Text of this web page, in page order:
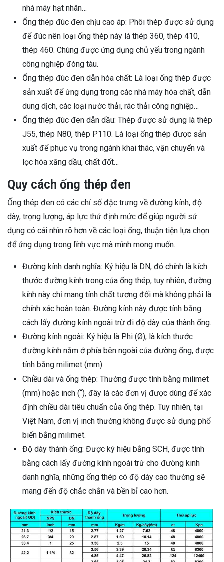
nhà máy hạt nhân…
Ống thép đúc đen chịu cao áp: Phôi thép được sử dụng
để đúc nên loại ống thép này là thép 360, thép 410,
thép 460. Chúng được ứng dụng chủ yếu trong ngành
công nghiệp đóng tàu.
Ống thép đúc đen dẫn hóa chất: Là loại ống thép được
sản xuất để ứng dụng trong các nhà máy hóa chất, dẫn
dung dịch, các loại nước thải, rác thải công nghiệp…
Ống thép đúc đen dẫn dầu: Thép được sử dụng là thép
J55, thép N80, thép P110. Là loại ống thép được sản
xuất để phục vụ trong ngành khai thác, vận chuyển và
lọc hóa xăng dầu, chất đốt…
Quy cách ống thép đen
Ống thép đen có các chỉ số đặc trưng về đường kính, độ
dày, trọng lượng, áp lực thử định mức để giúp người sử
dụng có cái nhìn rõ hơn về các loại ống, thuận tiện lựa chọn
để ứng dụng trong lĩnh vực mà mình mong muốn.
Đường kính danh nghĩa: Ký hiệu là DN, đó chính là kích
thước đường kính trong của ống thép, tuy nhiên, đường
kính này chỉ mang tính chất tương đối mà không phải là
chính xác hoàn toàn. Đường kính này được tính bằng
cách lấy đường kính ngoài trừ đi độ dày của thành ống.
Đường kính ngoài: Ký hiệu là Phi (Ø), là kích thước
đường kính nằm ở phía bên ngoài của đường ống, được
tính bằng milimet (mm).
Chiều dài và ống thép: Thường được tính bằng milimet
(mm) hoặc inch (“), đây là các đơn vị được dùng để xác
định chiều dài tiêu chuẩn của ống thép. Tuy nhiên, tại
Việt Nam, đơn vị inch thường không được sử dụng phổ
biến bằng milimet.
Độ dày thành ống: Được ký hiệu bằng SCH, được tính
bằng cách lấy đường kính ngoài trừ cho đường kinh
danh nghĩa, những ống thép có độ dày cao thường sẽ
mang đến độ chắc chắn và bền bỉ cao hơn.